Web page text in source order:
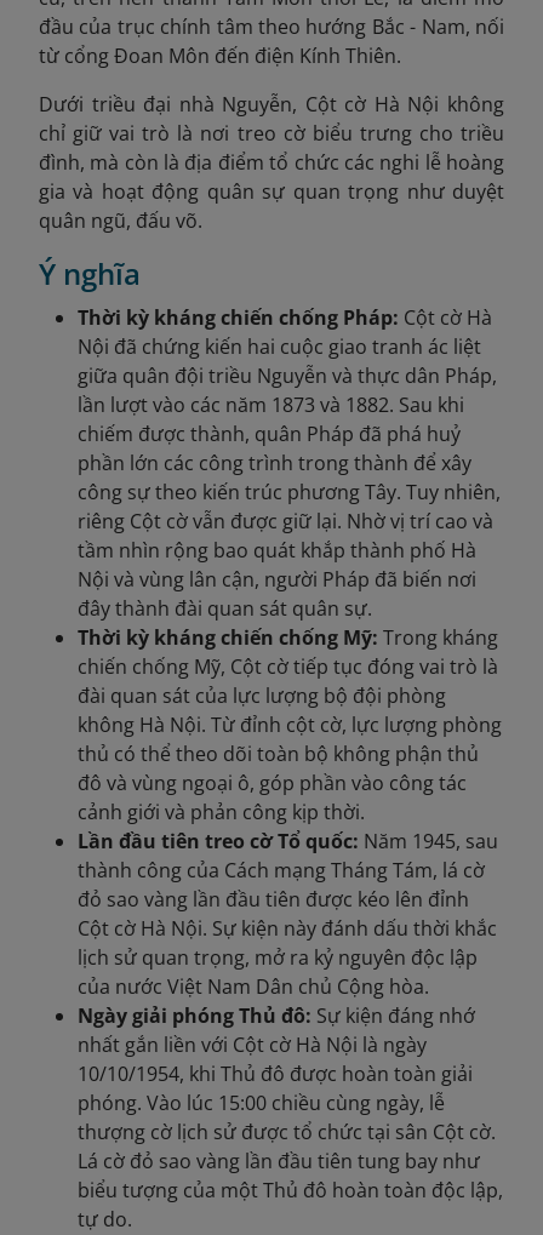
đầu của trục chính tâm theo hướng Bắc - Nam, nối
từ cổng Đoan Môn đến điện Kính Thiên.
Dưới triều đại nhà Nguyễn, Cột cờ Hà Nội không
chỉ giữ vai trò là nơi treo cờ biểu trưng cho triều
đình, mà còn là địa điểm tổ chức các nghi lễ hoàng
gia và hoạt động quân sự quan trọng như duyệt
quân ngũ, đấu võ.
Ý nghĩa
Thời kỳ kháng chiến chống Pháp: Cột cờ Hà
Nội đã chứng kiến hai cuộc giao tranh ác liệt
giữa quân đội triều Nguyễn và thực dân Pháp,
lần lượt vào các năm 1873 và 1882. Sau khi
chiếm được thành, quân Pháp đã phá huỷ
phần lớn các công trình trong thành để xây
công sự theo kiến trúc phương Tây. Tuy nhiên,
riêng Cột cờ vẫn được giữ lại. Nhờ vị trí cao và
tầm nhìn rộng bao quát khắp thành phố Hà
Nội và vùng lân cận, người Pháp đã biến nơi
đây thành đài quan sát quân sự.
Thời kỳ kháng chiến chống Mỹ: Trong kháng
chiến chống Mỹ, Cột cờ tiếp tục đóng vai trò là
đài quan sát của lực lượng bộ đội phòng
không Hà Nội. Từ đỉnh cột cờ, lực lượng phòng
thủ có thể theo dõi toàn bộ không phận thủ
đô và vùng ngoại ô, góp phần vào công tác
cảnh giới và phản công kịp thời.
Lần đầu tiên treo cờ Tổ quốc: Năm 1945, sau
thành công của Cách mạng Tháng Tám, lá cờ
đỏ sao vàng lần đầu tiên được kéo lên đỉnh
Cột cờ Hà Nội. Sự kiện này đánh dấu thời khắc
lịch sử quan trọng, mở ra kỷ nguyên độc lập
của nước Việt Nam Dân chủ Cộng hòa.
Ngày giải phóng Thủ đô: Sự kiện đáng nhớ
nhất gắn liền với Cột cờ Hà Nội là ngày
10/10/1954, khi Thủ đô được hoàn toàn giải
phóng. Vào lúc 15:00 chiều cùng ngày, lễ
thượng cờ lịch sử được tổ chức tại sân Cột cờ.
Lá cờ đỏ sao vàng lần đầu tiên tung bay như
biểu tượng của một Thủ đô hoàn toàn độc lập,
tự do.